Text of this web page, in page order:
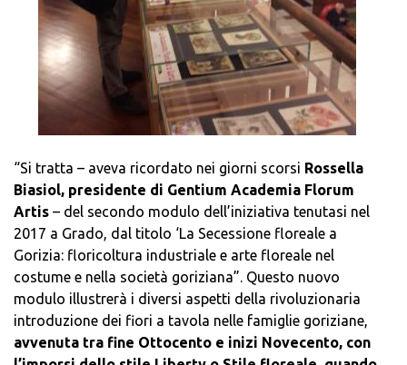
“Si tratta – aveva ricordato nei giorni scorsi Rossella
Biasiol, presidente di Gentium Academia Florum
Artis – del secondo modulo dell’iniziativa tenutasi nel
2017 a Grado, dal titolo ‘La Secessione floreale a
Gorizia: floricoltura industriale e arte floreale nel
costume e nella società goriziana”. Questo nuovo
modulo illustrerà i diversi aspetti della rivoluzionaria
introduzione dei fiori a tavola nelle famiglie goriziane,
avvenuta tra fine Ottocento e inizi Novecento, con